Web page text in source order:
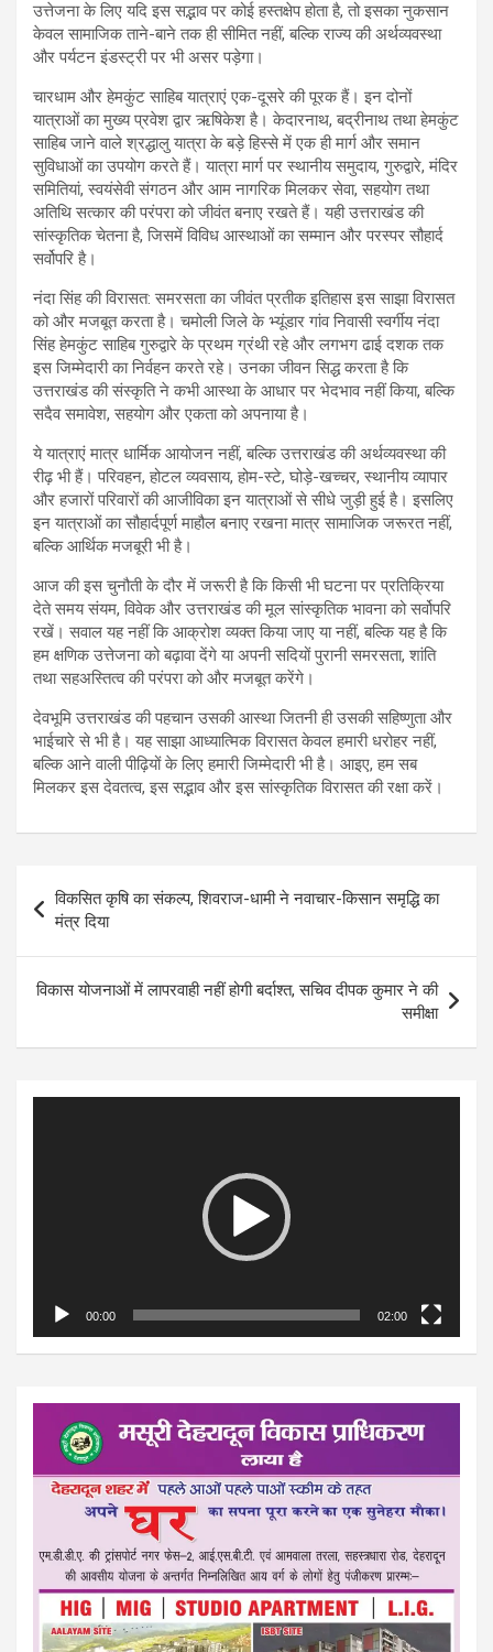
उत्तेजना के लिए यदि इस सद्भाव पर कोई हस्तक्षेप होता है, तो इसका नुकसान
केवल सामाजिक ताने-बाने तक ही सीमित नहीं, बल्कि राज्य की अर्थव्यवस्था
और पर्यटन इंडस्ट्री पर भी असर पड़ेगा।
चारधाम और हेमकुंट साहिब यात्राएं एक-दूसरे की पूरक हैं। इन दोनों
यात्राओं का मुख्य प्रवेश द्वार ऋषिकेश है। केदारनाथ, बद्रीनाथ तथा हेमकुंट
साहिब जाने वाले श्रद्धालु यात्रा के बड़े हिस्से में एक ही मार्ग और समान
सुविधाओं का उपयोग करते हैं। यात्रा मार्ग पर स्थानीय समुदाय, गुरुद्वारे, मंदिर
समितियां, स्वयंसेवी संगठन और आम नागरिक मिलकर सेवा, सहयोग तथा
अतिथि सत्कार की परंपरा को जीवंत बनाए रखते हैं। यही उत्तराखंड की
सांस्कृतिक चेतना है, जिसमें विविध आस्थाओं का सम्मान और परस्पर सौहार्द
सर्वोपरि है।
नंदा सिंह की विरासत: समरसता का जीवंत प्रतीक इतिहास इस साझा विरासत
को और मजबूत करता है। चमोली जिले के भ्यूंडार गांव निवासी स्वर्गीय नंदा
सिंह हेमकुंट साहिब गुरुद्वारे के प्रथम ग्रंथी रहे और लगभग ढाई दशक तक
इस जिम्मेदारी का निर्वहन करते रहे। उनका जीवन सिद्ध करता है कि
उत्तराखंड की संस्कृति ने कभी आस्था के आधार पर भेदभाव नहीं किया, बल्कि
सदैव समावेश, सहयोग और एकता को अपनाया है।
ये यात्राएं मात्र धार्मिक आयोजन नहीं, बल्कि उत्तराखंड की अर्थव्यवस्था की
रीढ़ भी हैं। परिवहन, होटल व्यवसाय, होम-स्टे, घोड़े-खच्चर, स्थानीय व्यापार
और हजारों परिवारों की आजीविका इन यात्राओं से सीधे जुड़ी हुई है। इसलिए
इन यात्राओं का सौहार्दपूर्ण माहौल बनाए रखना मात्र सामाजिक जरूरत नहीं,
बल्कि आर्थिक मजबूरी भी है।
आज की इस चुनौती के दौर में जरूरी है कि किसी भी घटना पर प्रतिक्रिया
देते समय संयम, विवेक और उत्तराखंड की मूल सांस्कृतिक भावना को सर्वोपरि
रखें। सवाल यह नहीं कि आक्रोश व्यक्त किया जाए या नहीं, बल्कि यह है कि
हम क्षणिक उत्तेजना को बढ़ावा देंगे या अपनी सदियों पुरानी समरसता, शांति
तथा सहअस्तित्व की परंपरा को और मजबूत करेंगे।
देवभूमि उत्तराखंड की पहचान उसकी आस्था जितनी ही उसकी सहिष्णुता और
भाईचारे से भी है। यह साझा आध्यात्मिक विरासत केवल हमारी धरोहर नहीं,
बल्कि आने वाली पीढ़ियों के लिए हमारी जिम्मेदारी भी है। आइए, हम सब
मिलकर इस देवतत्व, इस सद्भाव और इस सांस्कृतिक विरासत की रक्षा करें।
Post
navigation
विकसित कृषि का संकल्प, शिवराज-धामी ने नवाचार-किसान समृद्धि का
मंत्र दिया
विकास योजनाओं में लापरवाही नहीं होगी बर्दाश्त, सचिव दीपक कुमार ने की
समीक्षा
00:00 02:00